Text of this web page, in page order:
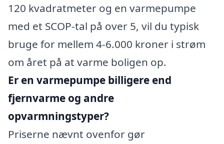
120 kvadratmeter og en varmepumpe
med et SCOP-tal på over 5, vil du typisk
bruge for mellem 4-6.000 kroner i strøm
om året på at varme boligen op.
Er en varmepumpe billigere end
fjernvarme og andre
opvarmningstyper?
Priserne nævnt ovenfor gør